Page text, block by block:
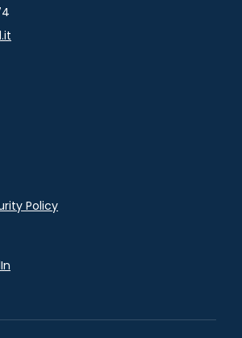
Policy